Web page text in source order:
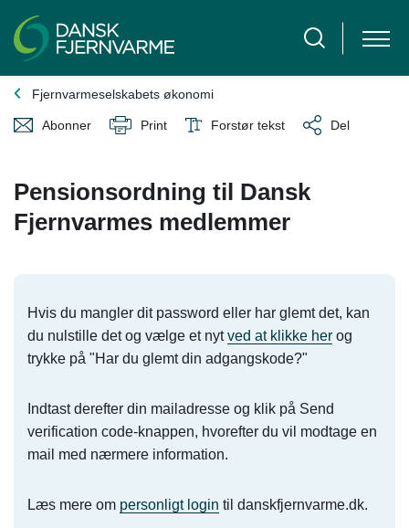
Fjernvarmeselskabets økonomi
Abonner Print Forstør tekst Del
Pensionsordning til Dansk
Fjernvarmes medlemmer
Hvis du mangler dit password eller har glemt det, kan
du nulstille det og vælge et nytved at klikke her og
trykke på "Har du glemt din adgangskode?"
Indtast derefter din mailadresse og klik på Send
verification code-knappen, hvorefter du vil modtage en
mail med nærmere information.
Læs mere om personligt login til danskfjernvarme.dk.